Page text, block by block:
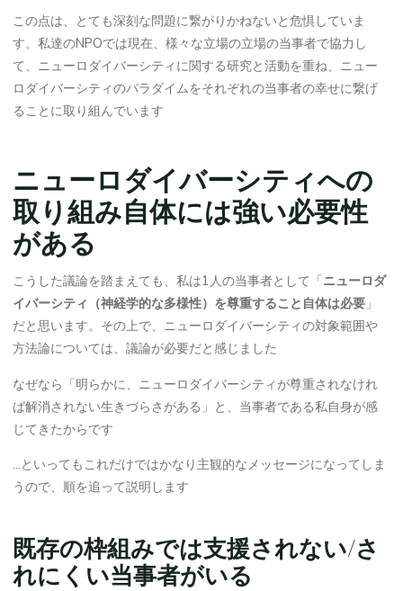
この点は、とても深刻な問題に繋がりかねないと危惧していま
す。私達のNPOでは現在、様々な立場の立場の当事者で協力し
て、ニューロダイバーシティに関する研究と活動を重ね、ニュー
ロダイバーシティのパラダイムをそれぞれの当事者の幸せに繋げ
ることに取り組んでいます
ニューロダイバーシティへの
取り組み自体には強い必要性
がある
こうした議論を踏まえても、私は1人の当事者として「 ニューロダ
イバーシティ（神経学的な多様性）を尊重すること自体は必要」
だと思います。その上で、ニューロダイバーシティの対象範囲や
方法論については、議論が必要だと感じました
なぜなら「明らかに、ニューロダイバーシティが尊重されなけれ
ば解消されない生きづらさがある」と、当事者である私自身が感
じてきたからです
…といってもこれだけではかなり主観的なメッセージになってしま
うので、順を追って説明します
既存の枠組みでは支援されない/さ
れにくい当事者がいる